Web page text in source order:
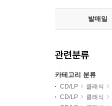
발매일
관련분류
카테고리 분류
CD/LP 클래식
CD/LP
클래식